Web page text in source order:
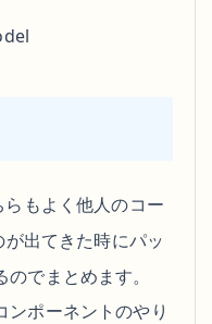
@input
@input=
もよく他人のコー
が出てきた時にパッ
でまとめます。
ンポーネントのやり